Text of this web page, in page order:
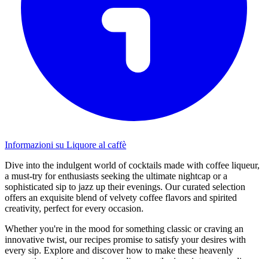
Informazioni su Liquore al caffè
Dive into the indulgent world of cocktails made with coffee liqueur,
a must-try for enthusiasts seeking the ultimate nightcap or a
sophisticated sip to jazz up their evenings. Our curated selection
offers an exquisite blend of velvety coffee flavors and spirited
creativity, perfect for every occasion.
Whether you're in the mood for something classic or craving an
innovative twist, our recipes promise to satisfy your desires with
every sip. Explore and discover how to make these heavenly